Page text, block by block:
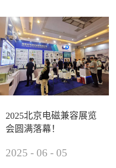
研讨及产品展示等多种形式
跃探索合作空间，为电磁
了新动能。产品展示展会
2025北京电磁兼容展览
会圆满落幕！
2025 - 06 - 05